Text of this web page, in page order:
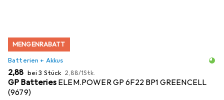
MENGENRABATT
Batterien + Akkus
EUR
2,88 bei 3 Stück EUR
2,88/1Stk.
GP Batteries ELEM.POWER GP 6F22 BP1 GREENCELL
(9679)